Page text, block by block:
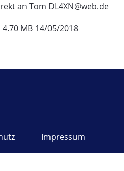
an Tom DL4XN@web.de
4.70 MB 14/05/2018
Impressum